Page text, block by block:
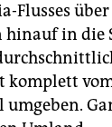
Flusses
in die
komplett
umgeben.